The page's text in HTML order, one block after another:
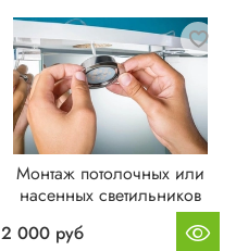
Монтаж потолочных или
насенных светильников
2 000 руб